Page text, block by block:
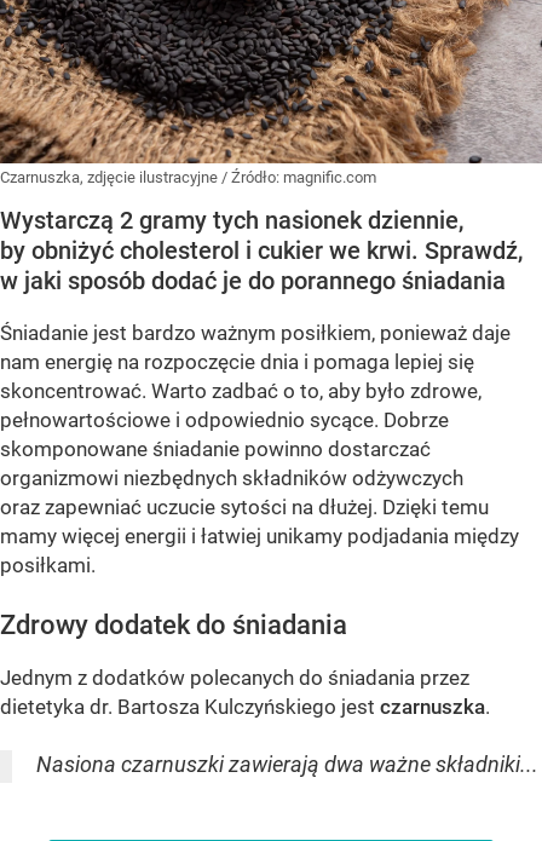
Czarnuszka, zdjęcie ilustracyjne / Źródło: magnific.com
Wystarczą 2 gramy tych nasionek dziennie,
by obniżyć cholesterol i cukier we krwi. Sprawdź,
w jaki sposób dodać je do porannego śniadania
Śniadanie jest bardzo ważnym posiłkiem, ponieważ daje
nam energię na rozpoczęcie dnia i pomaga lepiej się
skoncentrować. Warto zadbać o to, aby było zdrowe,
pełnowartościowe i odpowiednio sycące. Dobrze
skomponowane śniadanie powinno dostarczać
organizmowi niezbędnych składników odżywczych
oraz zapewniać uczucie sytości na dłużej. Dzięki temu
mamy więcej energii i łatwiej unikamy podjadania między
posiłkami.
Zdrowy dodatek do śniadania
Jednym z dodatków polecanych do śniadania przez
dietetyka dr. Bartosza Kulczyńskiego jest czarnuszka.
Nasiona czarnuszki zawierają dwa ważne składniki...